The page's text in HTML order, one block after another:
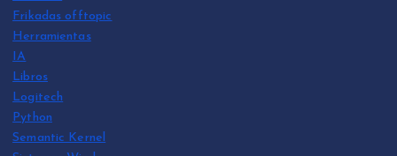
Frikadas offtopic
Herramientas
IA
Libros
Logitech
Python
Semantic Kernel